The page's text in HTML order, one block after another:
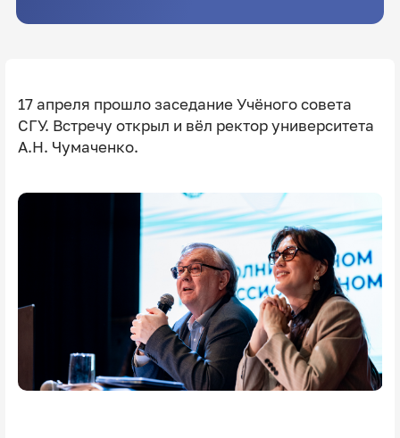
17 апреля прошло заседание Учёного совета
СГУ. Встречу открыл и вёл ректор университета
А.Н. Чумаченко.